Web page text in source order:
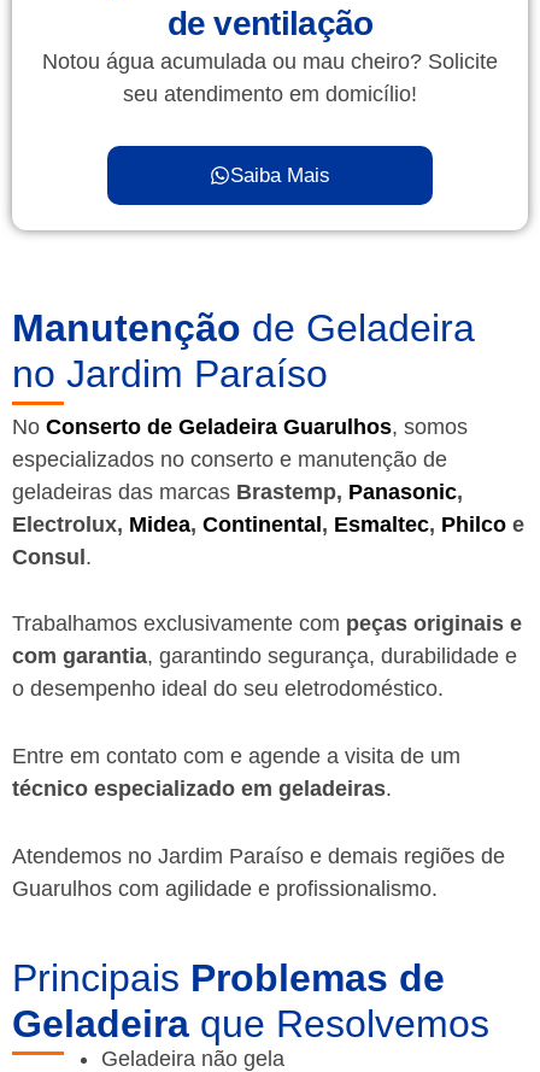
de ventilação
Notou água acumulada ou mau cheiro? Solicite
seu atendimento em domicílio!
Saiba Mais
Manutenção de Geladeira
no Jardim Paraíso
No Conserto de Geladeira Guarulhos, somos
especializados no conserto e manutenção de
geladeiras das marcas Brastemp, Panasonic,
Electrolux, Midea, Continental, Esmaltec, Philco e
Consul.
Trabalhamos exclusivamente com peças originais e
com garantia, garantindo segurança, durabilidade e
o desempenho ideal do seu eletrodoméstico.
Entre em contato com e agende a visita de um
técnico especializado em geladeiras.
Atendemos no Jardim Paraíso e demais regiões de
Guarulhos com agilidade e profissionalismo.
Principais Problemas de
Geladeira que Resolvemos
Geladeira não gela